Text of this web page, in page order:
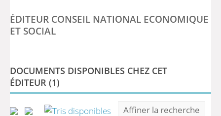
ÉDITEUR CONSEIL NATIONAL ECONOMIQUE
ET SOCIAL
DOCUMENTS DISPONIBLES CHEZ CET
ÉDITEUR (1)
Affiner la recherche